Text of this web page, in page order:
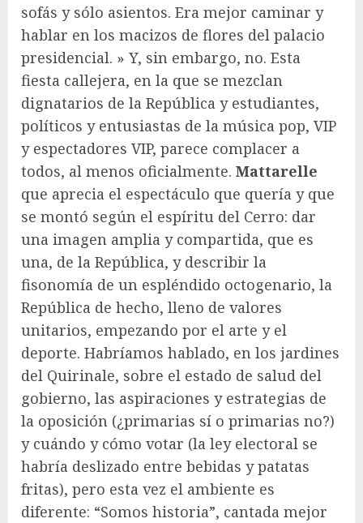
sofás y sólo asientos. Era mejor caminar y
hablar en los macizos de flores del palacio
presidencial. » Y, sin embargo, no. Esta
fiesta callejera, en la que se mezclan
dignatarios de la República y estudiantes,
políticos y entusiastas de la música pop, VIP
y espectadores VIP, parece complacer a
todos, al menos oficialmente. Mattarelle
que aprecia el espectáculo que quería y que
se montó según el espíritu del Cerro: dar
una imagen amplia y compartida, que es
una, de la República, y describir la
fisonomía de un espléndido octogenario, la
República de hecho, lleno de valores
unitarios, empezando por el arte y el
deporte. Habríamos hablado, en los jardines
del Quirinale, sobre el estado de salud del
gobierno, las aspiraciones y estrategias de
la oposición (¿primarias sí o primarias no?)
y cuándo y cómo votar (la ley electoral se
habría deslizado entre bebidas y patatas
fritas), pero esta vez el ambiente es
diferente: “Somos historia”, cantada mejor